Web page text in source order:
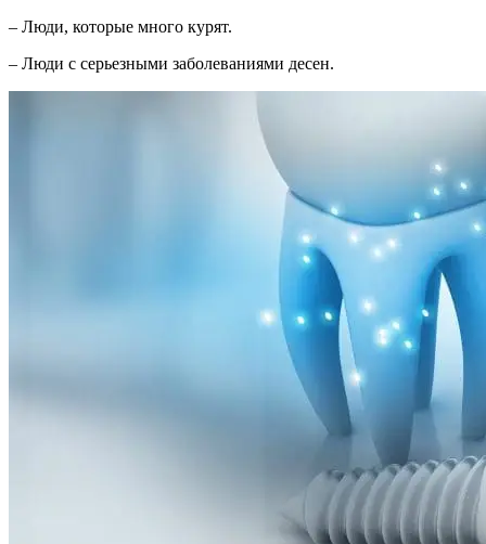
– Люди, которые много курят.
– Люди с серьезными заболеваниями десен.